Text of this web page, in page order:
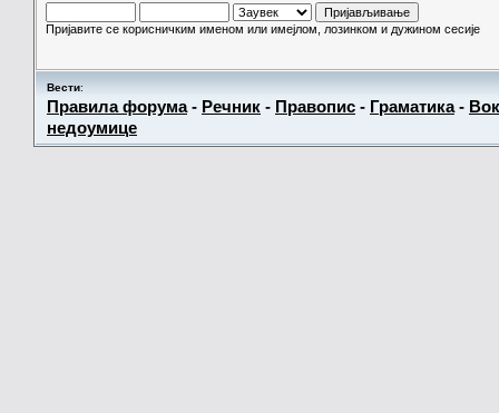
Пријавите се корисничким именом или имејлом, лозинком и дужином сесије
Вести:
Правила форума- Речник - Правопис - Граматика-
недоумице